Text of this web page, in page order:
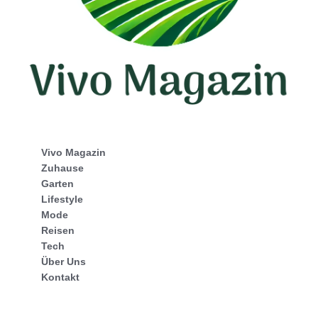
Vivo Magazin
Zuhause
Garten
Lifestyle
Mode
Reisen
Tech
Über Uns
Kontakt